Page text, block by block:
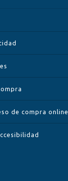
de compra online